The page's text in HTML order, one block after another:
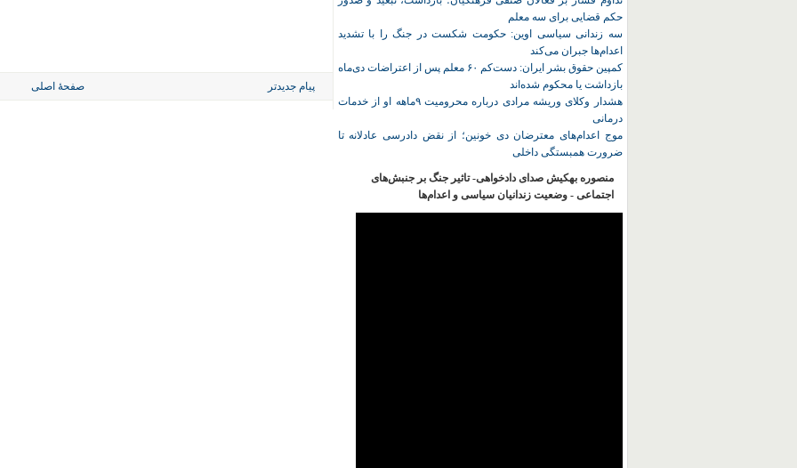
پیام جدیدتر صفحهٔ اصلی
حکم قضایی برای سه معلم
سه زندانی سیاسی اوین: حکومت شکست در جنگ را با تشدید
اعدام‌ها جبران می‌کند
کمپین حقوق بشر ایران: دست‌کم ۶۰ معلم پس از اعتراضات دی‌ماه
بازداشت یا محکوم شده‌اند
هشدار وکلای وریشه مرادی درباره محرومیت ۹ماهه او از خدمات
درمانی
موج اعدام‌های معترضان دی‌ خونین؛ از نقض دادرسی عادلانه تا
ضرورت همبستگی داخلی
منصوره بهکیش صدای دادخواهی- تاثیر جنگ بر جنبش‌های
اجتماعی - وضعیت زندانیان سیاسی و اعدام‌ها